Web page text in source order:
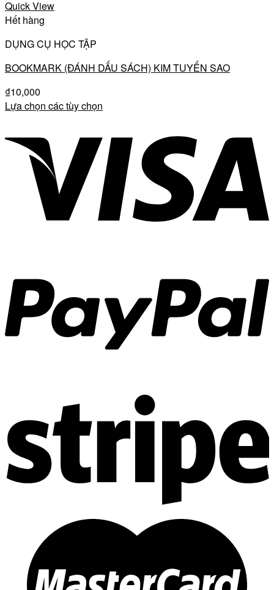
Quick View
Hết hàng
DỤNG CỤ HỌC TẬP
BOOKMARK (ĐÁNH DẤU SÁCH) KIM TUYẾN SAO
₫10,000
Lựa chọn các tùy chọn